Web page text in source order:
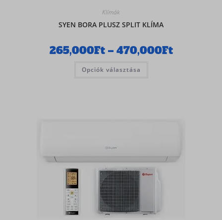
Klímák
SYEN BORA PLUSZ SPLIT KLÍMA
265,000Ft – 470,000Ft
Opciók választása